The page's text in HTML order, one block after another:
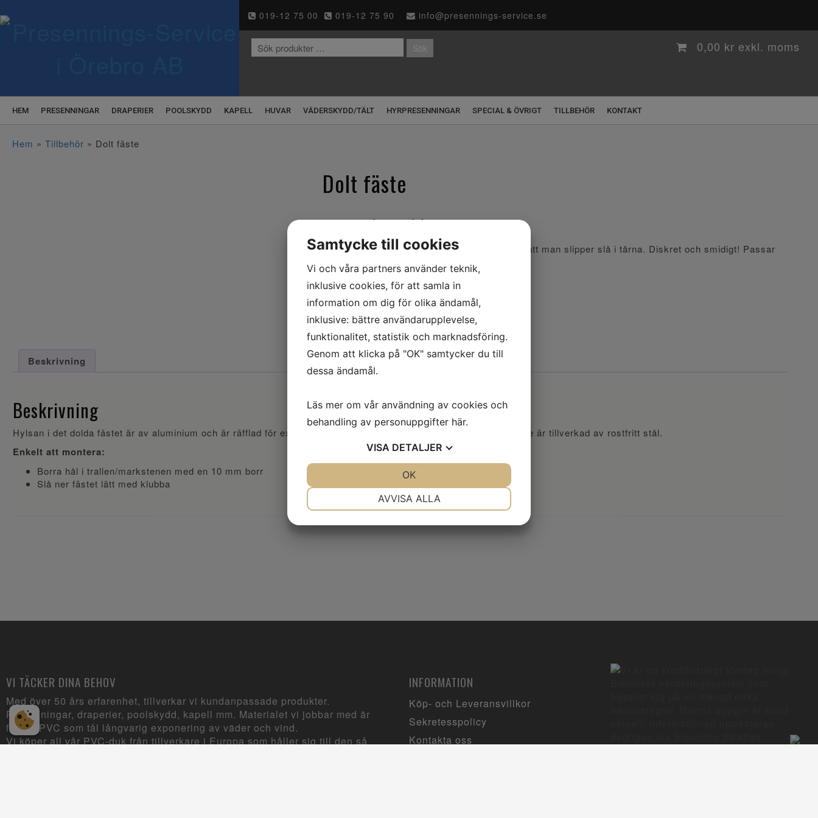
019-12 75 00 019-12 75 90 info@presennings-service.se
Sök 0,00 kr
HEM PRESENNINGAR DRAPERIER POOLSKYDD KAPELL HUVAR VÄDERSKYDD/TÄLT HYRPRESENNINGAR SPECIAL & ÖVRIGT TILLBEHÖR KONTAKT
Hem » Tillbehör » Dolt fäste
Dolt fäste
30,40krexkl. moms
Ett rostfritt fäste som sjunker ner i trallen så att man slipper slå i tårna. Diskret och smidigt! Passar
för sten och trä.
Lägg till i varukorg
Beskrivning
Beskrivning
Hylsan i det dolda fästet är av aluminium och är räfflad för extra hållbart fäste i materialet. Själva hatten med pinne är tillverkad av rostfritt stål.
Enkelt att montera:
Borra hål i trallen/markstenen med en 10 mm borr
Slå ner fästet lätt med klubba
VI TÄCKER DINA BEHOV
Med över 50 års erfarenhet, tillverkar vi kundanpassade produkter.
Presenningar, draperier, poolskydd, kapell mm. Materialet vi jobbar med är
främst PVC som tål långvarig exponering av väder och vind.
Vi köper all vår PVC-duk från tillverkare i Europa som håller sig till den så
INFORMATION
Köp- och Leveransvillkor
Sekretesspolicy
Kontakta oss
Samtycke till cookies
Vi och våra partners använder teknik,
inklusive cookies, för att samla in
information om dig för olika ändamål,
inklusive: bättre användarupplevelse,
funktionalitet, statistik och marknadsföring.
Genom att klicka på "OK" samtycker du till
dessa ändamål.
Läs mer om vår användning av cookies och
behandling av personuppgifter här.
VISA DETALJER
AVVISA ALLA
OK